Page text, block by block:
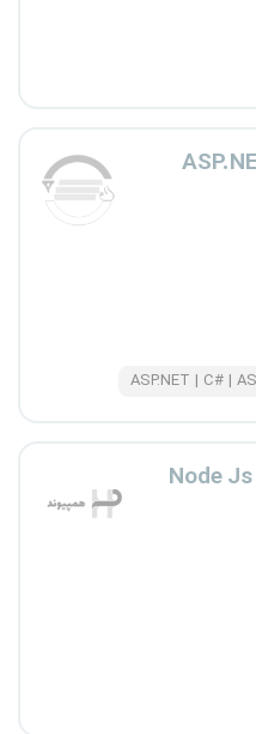
ASP.NET | C# |
Node